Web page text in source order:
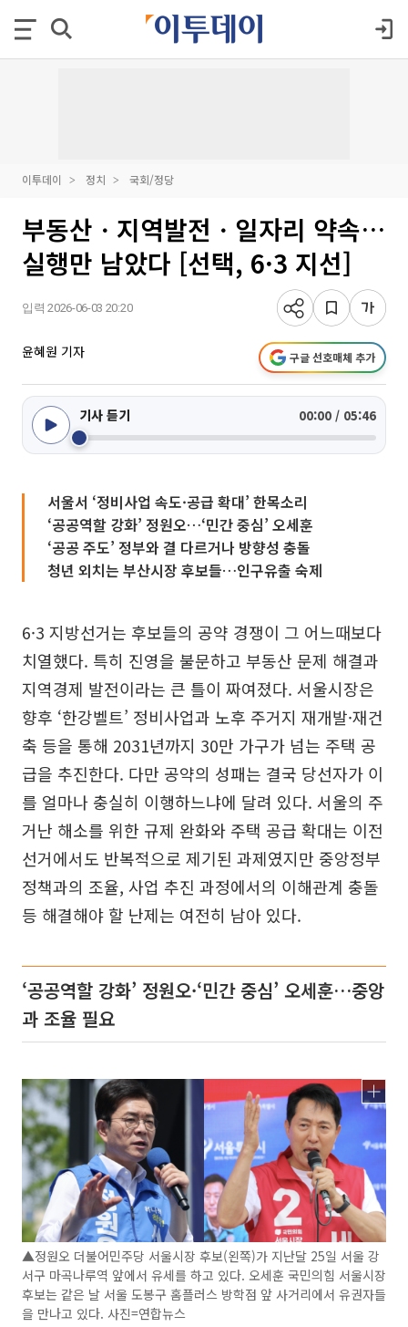
이투데이 정치 국회/정당
부동산ㆍ지역발전ㆍ일자리 약속…
실행만 남았다 [선택, 6·3 지선]
입력 2026-06-03 20:20
윤혜원 기자 구글 선호매체 추가
기사 듣기 00:00 / 05:46
서울서 ‘정비사업 속도·공급 확대’ 한목소리
‘공공역할 강화’ 정원오…‘민간 중심’ 오세훈
‘공공 주도’ 정부와 결 다르거나 방향성 충돌
청년 외치는 부산시장 후보들…인구유출 숙제
6·3 지방선거는 후보들의 공약 경쟁이 그 어느때보다
치열했다. 특히 진영을 불문하고 부동산 문제 해결과
지역경제 발전이라는 큰 틀이 짜여졌다. 서울시장은
향후 ‘한강벨트’ 정비사업과 노후 주거지 재개발·재건
축 등을 통해 2031년까지 30만 가구가 넘는 주택 공
급을 추진한다. 다만 공약의 성패는 결국 당선자가 이
를 얼마나 충실히 이행하느냐에 달려 있다. 서울의 주
거난 해소를 위한 규제 완화와 주택 공급 확대는 이전
선거에서도 반복적으로 제기된 과제였지만 중앙정부
정책과의 조율, 사업 추진 과정에서의 이해관계 충돌
등 해결해야 할 난제는 여전히 남아 있다.
‘공공역할 강화’ 정원오·‘민간 중심’ 오세훈…중앙
과 조율 필요
▲정원오 더불어민주당 서울시장 후보(왼쪽)가 지난달 25일 서울 강
서구 마곡나루역 앞에서 유세를 하고 있다. 오세훈 국민의힘 서울시장
후보는 같은 날 서울 도봉구 홈플러스 방학점 앞 사거리에서 유권자들
을 만나고 있다. 사진=연합뉴스